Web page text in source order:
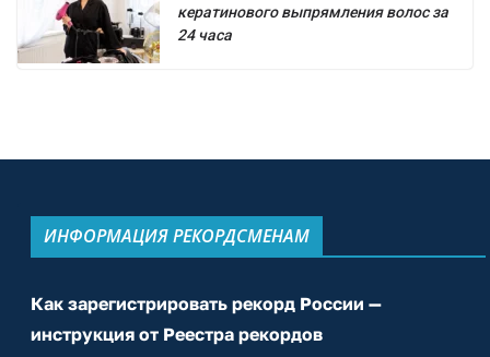
кератинового выпрямления волос за
24 часа
ИНФОРМАЦИЯ РЕКОРДСМЕНАМ
Как зарегистрировать рекорд России —
инструкция от Реестра рекордов